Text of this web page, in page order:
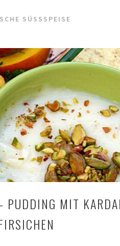
SÜSSSPEISE
PUDDING MIT